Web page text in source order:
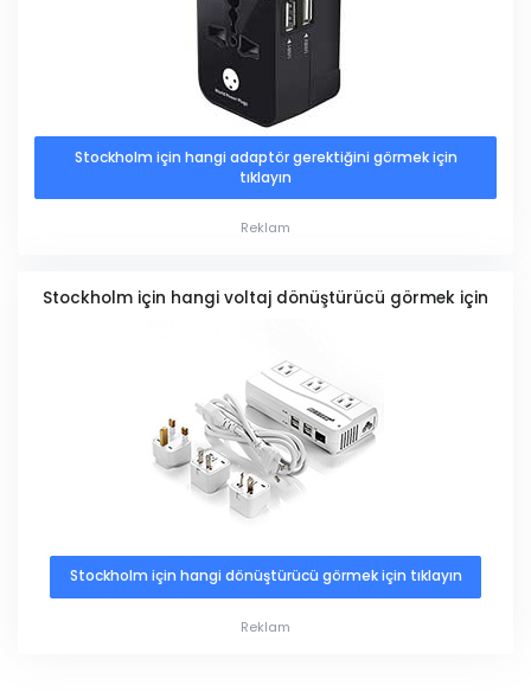
Stockholm için hangi adaptör gerektiğini görmek için
tıklayın
Reklam
Stockholm için hangi voltaj dönüştürücü görmek için
Stockholm için hangi dönüştürücü görmek için tıklayın
Reklam